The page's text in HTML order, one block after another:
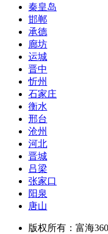
秦皇岛
邯郸
承德
廊坊
运城
晋中
忻州
石家庄
衡水
邢台
沧州
河北
晋城
吕梁
张家口
阳泉
唐山
版权所有：富海